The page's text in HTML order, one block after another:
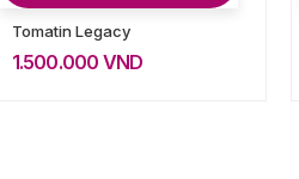
Tomatin Legacy
1.500.000 VND